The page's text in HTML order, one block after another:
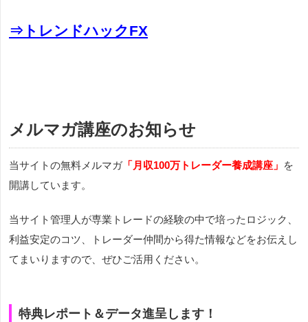
⇒トレンドハックFX
メルマガ講座のお知らせ
当サイトの無料メルマガ 「月収100万トレーダー養成講座」 を
開講しています。
当サイト管理人が専業トレードの経験の中で培ったロジック、
利益安定のコツ、トレーダー仲間から得た情報などをお伝えし
てまいりますので、ぜひご活用ください。
特典レポート＆データ進呈します！